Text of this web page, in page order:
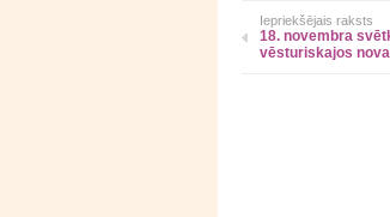
Iepriekšējais raksts
18. novembra
vēsturiskajos